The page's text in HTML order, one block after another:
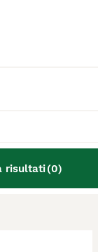
risultati(0)